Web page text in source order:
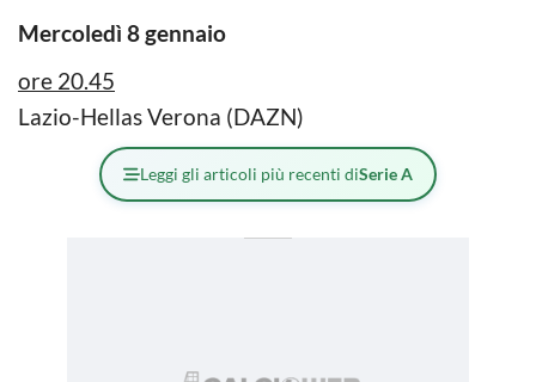
Mercoledì 8 gennaio
ore 20.45
Lazio-Hellas Verona (DAZN)
Leggi gli articoli più recenti diSerie A